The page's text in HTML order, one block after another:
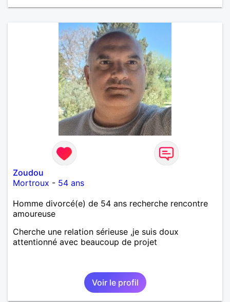
Zoudou
Mortroux - 54 ans
Homme divorcé(e) de 54 ans recherche rencontre
amoureuse
Cherche une relation sérieuse ,je suis doux
attentionné avec beaucoup de projet
Voir le profil